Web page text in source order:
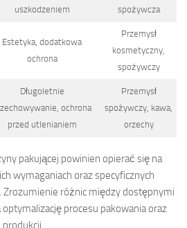
uszkodzeniem
spożywcza
Estetyka, dodatkowa
ochrona
Przemysł
kosmetyczny,
spożywczy
Długoletnie
ochrona
przed utlenianiem
Przemysł
spożywczy, kawa,
orzechy
pakującej powinien opierać się na
wymaganiach oraz specyficznych
Zrozumienie różnic między dostępnymi
procesu pakowania oraz